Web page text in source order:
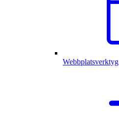
Webbplatsverktyg